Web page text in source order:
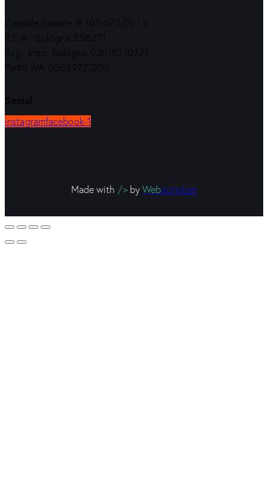
Capitale Sociale € 101.490,00 i.v.
R.E.A. Bologna 256271
Reg. Impr. Bologna 03018210371
Partita IVA 00589771203
Social
instagramfacebook-1
Made with />byWebscriptum